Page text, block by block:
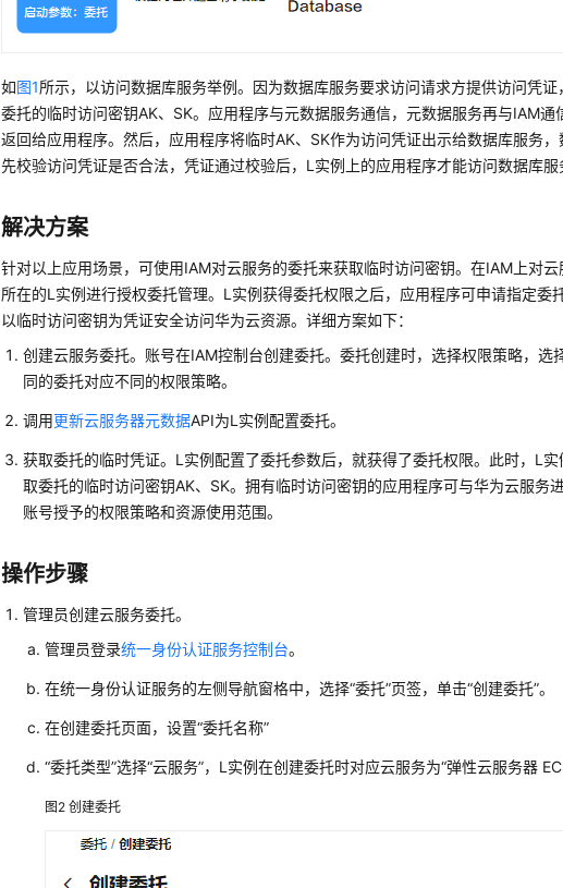
如图1所示，以访问数据库服务举例。因为数据库服务要求访问请求方提供访问凭
委托的临时访问密钥AK、SK。应用程序与元数据服务通信，元数据服务再与IAM通
返回给应用程序。然后，应用程序将临时AK、SK作为访问凭证出示给数据库服务
先校验访问凭证是否合法，凭证通过校验后，L实例上的应用程序才能访问数据库服
解决方案
针对以上应用场景，可使用IAM对云服务的委托来获取临时访问密钥。在IAM上对
所在的L实例进行授权委托管理。L实例获得委托权限之后，应用程序可申请指定委
以临时访问密钥为凭证安全访问华为云资源。详细方案如下：
创建云服务委托。账号在IAM控制台创建委托。委托创建时，选择权限策略，选
同的委托对应不同的权限策略。
调用更新云服务器元数据API为L实例配置委托。
获取委托的临时凭证。L实例配置了委托参数后，就获得了委托权限。此时，L
取委托的临时访问密钥AK、SK。拥有临时访问密钥的应用程序可与华为云服务
账号授予的权限策略和资源使用范围。
操作步骤
管理员创建云服务委托。
管理员登录统一身份认证服务控制台。
在统一身份认证服务的左侧导航窗格中，选择“委托”页签，单击“创建委托”。
在创建委托页面，设置“委托名称”
“委托类型”选择“云服务”，L实例在创建委托时对应云服务为“弹性云服务器
图2创建委托